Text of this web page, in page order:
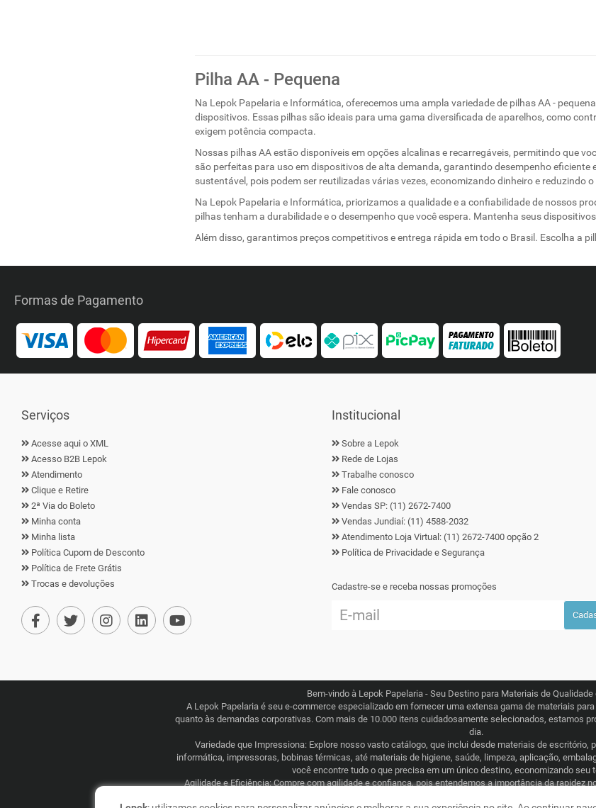
Pilha AA - Pequena
Na Lepok Papelaria e Informática, oferecemos uma ampla variedade de pilhas AA -
dispositivos. Essas pilhas são ideais para uma gama diversificada de aparelhos, como
exigem potência compacta.
Nossas pilhas AA estão disponíveis em opções alcalinas e recarregáveis, permitindo que
são perfeitas para uso em dispositivos de alta demanda, garantindo desempenho
sustentável, pois podem ser reutilizadas várias vezes, economizando dinheiro e reduzindo o
Na Lepok Papelaria e Informática, priorizamos a qualidade e a confiabilidade de nossos
pilhas tenham a durabilidade e o desempenho que você espera. Mantenha seus
Além disso, garantimos preços competitivos e entrega rápida em todo o Brasil. Escolha a
Formas de Pagamento
Serviços
Acesse aqui o XML
Acesso B2B Lepok
Atendimento
Clique e Retire
2ª Via do Boleto
Minha conta
Minha lista
Política Cupom de Desconto
Política de Frete Grátis
Trocas e devoluções
Institucional
Sobre a Lepok
Rede de Lojas
Trabalhe conosco
Fale conosco
Vendas SP: (11) 2672-7400
Vendas Jundiaí: (11) 4588-2032
Atendimento Loja Virtual: (11) 2672-7400 opção 2
Política de Privacidade e Segurança
Cadastre-se e receba nossas promoções
Bem-vindo à Lepok Papelaria - Seu Destino para Materiais de Qualidade
A Lepok Papelaria é seu e-commerce especializado em fornecer uma extensa gama de materiais
quanto às demandas corporativas. Com mais de 10.000 itens cuidadosamente selecionados, estamos
dia.
Variedade que Impressiona: Explore nosso vasto catálogo, que inclui desde materiais de escritório,
informática, impressoras, bobinas térmicas, até materiais de higiene, saúde, limpeza, aplicação,
você encontre tudo o que precisa em um único destino, economizando seu
Agilidade e Eficiência: Compre com agilidade e confiança, pois entendemos a importância da rapidez